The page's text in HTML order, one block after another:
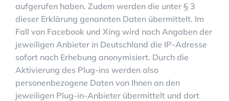
aufgerufen haben. Zudem werden die unter § 3
dieser Erklärung genannten Daten übermittelt. Im
Fall von Facebook und Xing wird nach Angaben der
jeweiligen Anbieter in Deutschland die IP-Adresse
sofort nach Erhebung anonymisiert. Durch die
Aktivierung des Plug-ins werden also
personenbezogene Daten von Ihnen an den
jeweiligen Plug-in-Anbieter übermittelt und dort